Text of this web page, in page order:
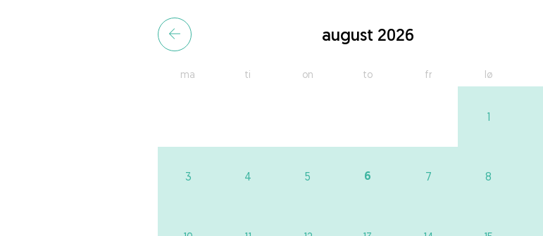
august 2026
ma ti on to fr lø
1
3 4 5 6 7 8